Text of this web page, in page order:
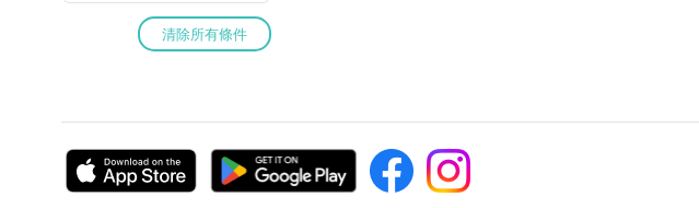
清除所有條件